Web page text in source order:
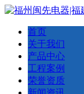
首页
关于我们
产品中心
工程案例
荣誉资质